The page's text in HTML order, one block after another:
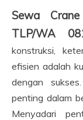
Sewa
TLP/WA
konstruksi,
efisien adalah
dengan
penting dalam
Menyadari